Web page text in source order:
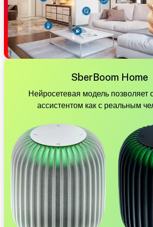
SberBoom Home
Нейросетевая модель позволяет
ассистентом как с реальным